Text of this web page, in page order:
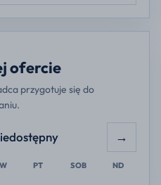
ofercie
przygotuje się do
→
PT SOB ND